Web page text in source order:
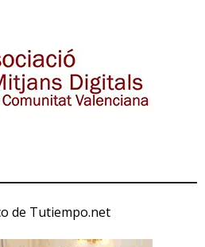
de Tutiempo.net